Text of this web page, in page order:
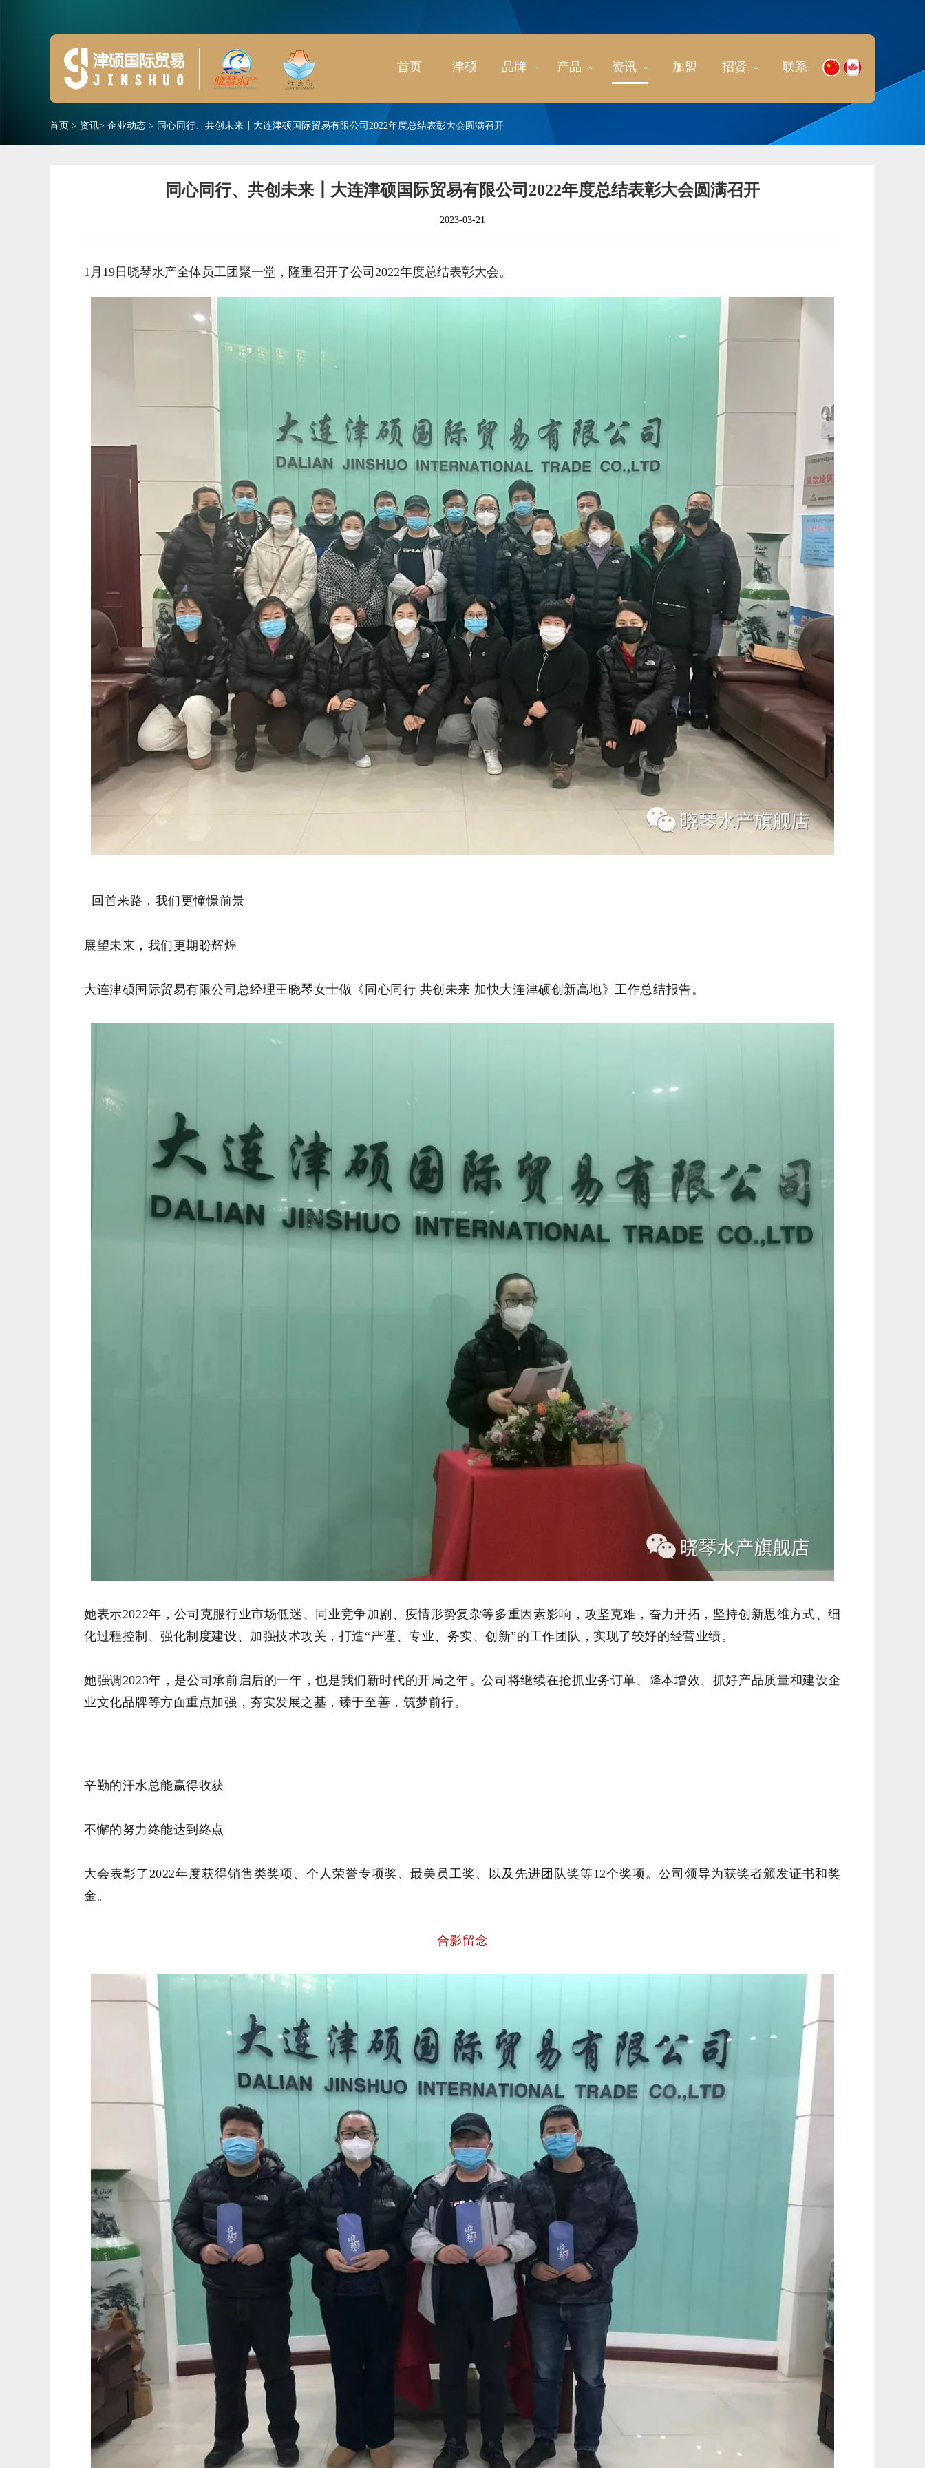
首页 津硕 品牌 产品 资讯 加盟 招贤 联系
首页 > 资讯> 企业动态 > 同心同行、共创未来┃大连津硕国际贸易有限公司2022年度总结表彰大会圆满召开
同心同行、共创未来┃大连津硕国际贸易有限公司2022年度总结表彰大会圆满召开
2023-03-21
1月19日晓琴水产全体员工团聚一堂，隆重召开了公司2022年度总结表彰大会。
回首来路，我们更憧憬前景
展望未来，我们更期盼辉煌
大连津硕国际贸易有限公司总经理王晓琴女士做《同心同行 共创未来 加快大连津硕创新高地》工作总结报告。
她表示2022年，公司克服行业市场低迷、同业竞争加剧、疫情形势复杂等多重因素影响，攻坚克难，奋力开拓，坚持创新思维方式、细
化过程控制、强化制度建设、加强技术攻关，打造“严谨、专业、务实、创新”的工作团队，实现了较好的经营业绩。
她强调2023年，是公司承前启后的一年，也是我们新时代的开局之年。公司将继续在抢抓业务订单、降本增效、抓好产品质量和建设企
业文化品牌等方面重点加强，夯实发展之基，臻于至善，筑梦前行。
辛勤的汗水总能赢得收获
不懈的努力终能达到终点
大会表彰了2022年度获得销售类奖项、个人荣誉专项奖、最美员工奖、以及先进团队奖等12个奖项。公司领导为获奖者颁发证书和奖
金。
合影留念